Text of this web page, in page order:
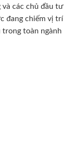
và các chủ đầu tư
đang chiếm vị trí
toàn ngành